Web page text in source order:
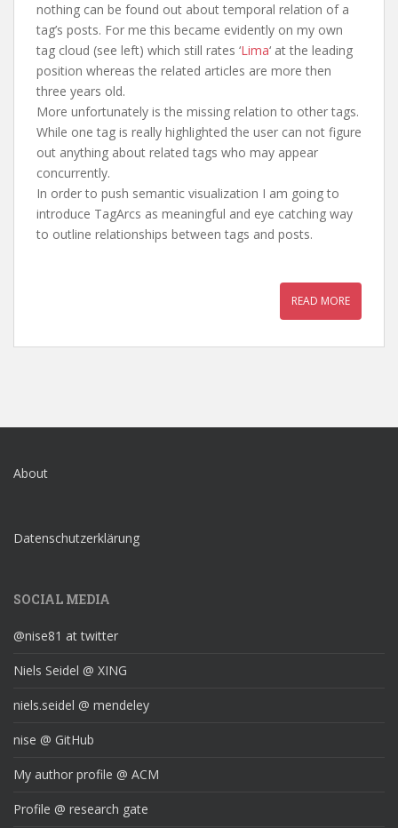
nothing can be found out about temporal relation of a
tag’s posts. For me this became evidently on my own
tag cloud (see left) which still rates ‘Lima‘ at the leading
position whereas the related articles are more then
three years old.
More unfortunately is the missing relation to other tags.
While one tag is really highlighted the user can not figure
out anything about related tags who may appear
concurrently.
In order to push semantic visualization I am going to
introduce TagArcs as meaningful and eye catching way
to outline relationships between tags and posts.
READ MORE
About
Datenschutzerklärung
SOCIAL MEDIA
@nise81 at twitter
Niels Seidel @ XING
niels.seidel @ mendeley
nise @ GitHub
My author profile @ ACM
Profile @ research gate